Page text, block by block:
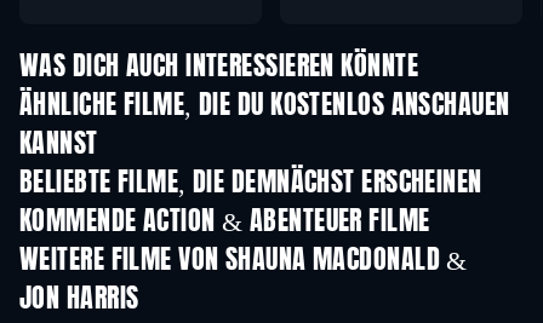
WAS DICH AUCH INTERESSIEREN KÖNNTE
ÄHNLICHE FILME, DIE DU KOSTENLOS ANSCHAUEN
KANNST
BELIEBTE FILME, DIE DEMNÄCHST ERSCHEINEN
KOMMENDE ACTION & ABENTEUER FILME
WEITERE FILME VON SHAUNA MACDONALD &
JON HARRIS